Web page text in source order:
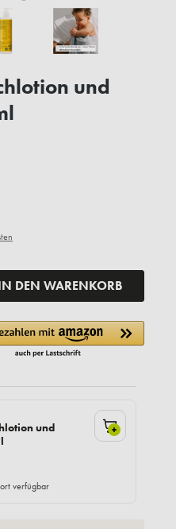
und
DEN WARENKORB
und
verfügbar
+